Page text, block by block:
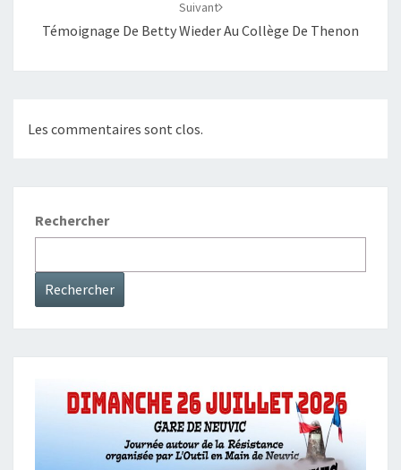
Suivant
Témoignage De Betty Wieder Au Collège De Thenon
Les commentaires sont clos.
Rechercher
Rechercher